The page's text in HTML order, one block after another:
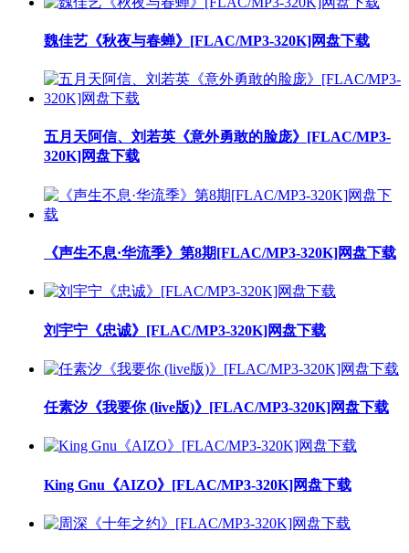
魏佳艺《秋夜与春蝉》[FLAC/MP3-320K]网盘下载
五月天阿信、刘若英《意外勇敢的脸庞》[FLAC/MP3-
320K]网盘下载
《声生不息·华流季》第8期[FLAC/MP3-320K]网盘下载
刘宇宁《忠诚》[FLAC/MP3-320K]网盘下载
任素汐《我要你 (live版)》[FLAC/MP3-320K]网盘下载
King Gnu《AIZO》[FLAC/MP3-320K]网盘下载